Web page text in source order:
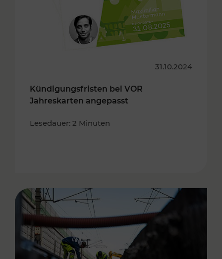
31.10.2024
Kündigungsfristen bei VOR
Jahreskarten angepasst
Lesedauer: 2 Minuten